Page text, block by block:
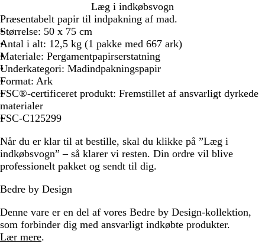
v
i
d
Læg i indkøbsvogn
Præsentabelt papir til indpakning af mad.
Størrelse: 50 x 75 cm
Antal i alt: 12,5 kg (1 pakke med 667 ark)
Materiale: Pergamentpapirserstatning
Underkategori: Madindpakningspapir
Format: Ark
FSC®-certificeret produkt: Fremstillet af ansvarligt dyrkede
materialer
FSC-C125299
Når du er klar til at bestille, skal du klikke på ”Læg i
indkøbsvogn” – så klarer vi resten. Din ordre vil blive
professionelt pakket og sendt til dig.
Bedre by Design
Denne vare er en del af vores Bedre by Design-kollektion,
som forbinder dig med ansvarligt indkøbte produkter.
Lær mere.